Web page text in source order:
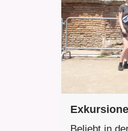
Beliebt in